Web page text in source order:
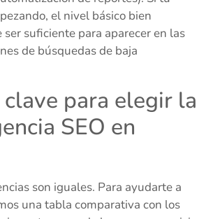
el nivel básico bien
suficiente para aparecer en las
de búsquedas de baja
clave para elegir la
SEO en
son iguales. Para ayudarte a
una tabla comparativa con los